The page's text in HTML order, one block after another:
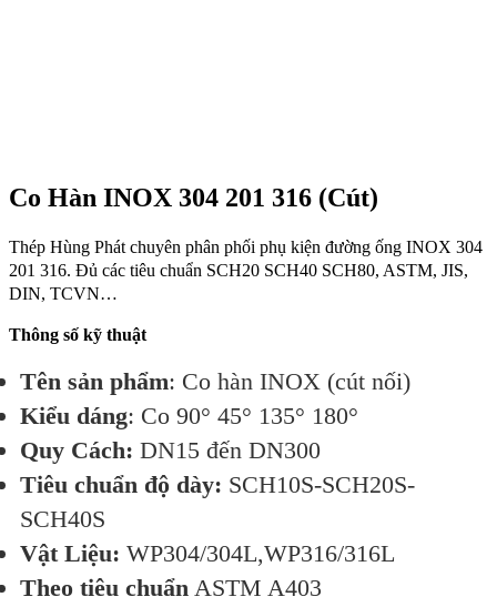
Co Hàn INOX 304 201 316 (Cút)
Thép Hùng Phát chuyên phân phối phụ kiện đường ống INOX 304
201 316. Đủ các tiêu chuẩn SCH20 SCH40 SCH80, ASTM, JIS,
DIN, TCVN…
Thông số kỹ thuật
Tên sản phẩm: Co hàn INOX (cút nối)
Kiểu dáng: Co 90° 45° 135° 180°
Quy Cách: DN15 đến DN300
Tiêu chuẩn độ dày: SCH10S-SCH20S-
SCH40S
Vật Liệu: WP304/304L,WP316/316L
Theo tiêu chuẩn ASTM A403